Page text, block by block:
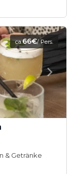
ca.66€/ Pers.
& Getränke